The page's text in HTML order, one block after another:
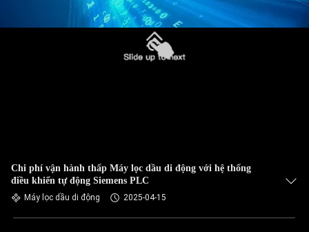
Chi phí vận hành thấp Máy lọc dầu di động với hệ thống
điều khiển tự động Siemens PLC
Máy lọc dầu di động 2025-04-15